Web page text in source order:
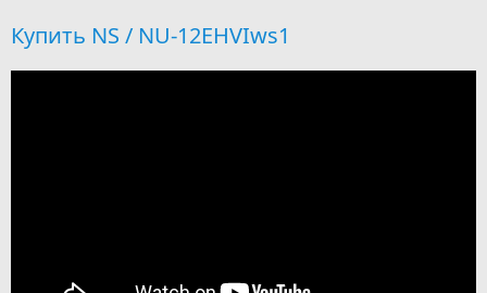
Купить NS / NU-12EHVIws1